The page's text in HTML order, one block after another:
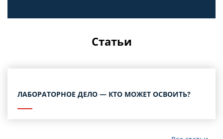
Статьи
ЛАБОРАТОРНОЕ ДЕЛО — КТО МОЖЕТ ОСВОИТЬ?